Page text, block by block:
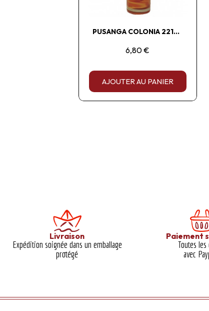
PUSANGA COLONIA 221ML
6,80 €
AJOUTER AU PANIER
Livraison
Expédition soignée dans un emballage
protégé​
Paiement
Toutes les
avec